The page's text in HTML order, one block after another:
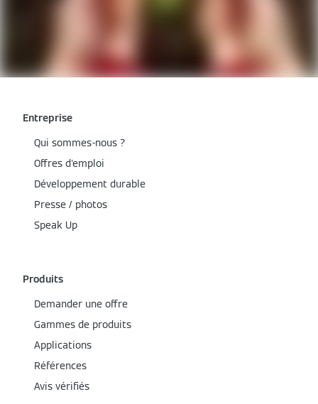
Entreprise
Qui sommes-nous ?
Offres d'emploi
Développement durable
Presse / photos
Speak Up
Produits
Demander une offre
Gammes de produits
Applications
Références
Avis vérifiés